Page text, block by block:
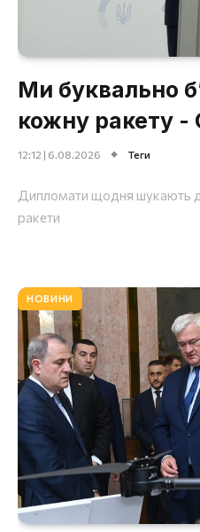
Ми буквально
кожну ракету -
12:12 | 6.08.2026 Теги
Дипломати щодня шукають
ракети
НОВИНИ